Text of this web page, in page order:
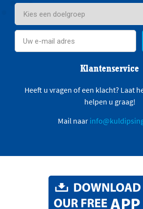
Klantenservice
Heeft u vragen of een klacht? Laat
helpen u graag!
Mail naar